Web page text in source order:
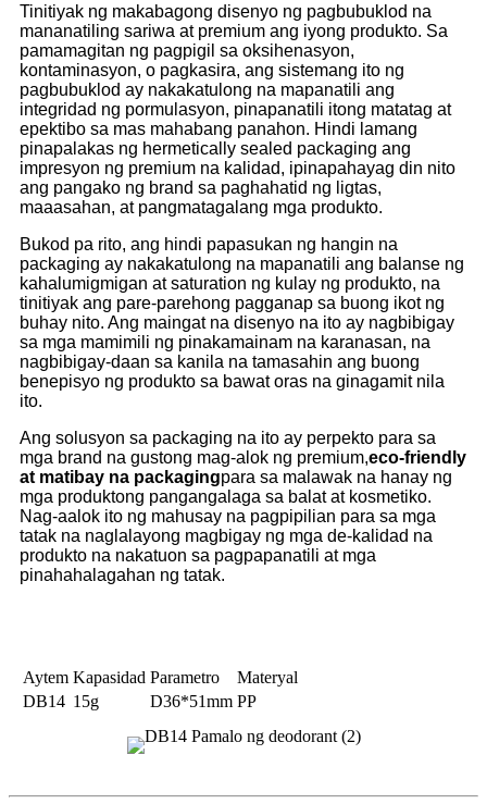
Tinitiyak ng makabagong disenyo ng pagbubuklod na
mananatiling sariwa at premium ang iyong produkto. Sa
pamamagitan ng pagpigil sa oksihenasyon,
kontaminasyon, o pagkasira, ang sistemang ito ng
pagbubuklod ay nakakatulong na mapanatili ang
integridad ng pormulasyon, pinapanatili itong matatag at
epektibo sa mas mahabang panahon. Hindi lamang
pinapalakas ng hermetically sealed packaging ang
impresyon ng premium na kalidad, ipinapahayag din nito
ang pangako ng brand sa paghahatid ng ligtas,
maaasahan, at pangmatagalang mga produkto.
Bukod pa rito, ang hindi papasukan ng hangin na
packaging ay nakakatulong na mapanatili ang balanse ng
kahalumigmigan at saturation ng kulay ng produkto, na
tinitiyak ang pare-parehong pagganap sa buong ikot ng
buhay nito. Ang maingat na disenyo na ito ay nagbibigay
sa mga mamimili ng pinakamainam na karanasan, na
nagbibigay-daan sa kanila na tamasahin ang buong
benepisyo ng produkto sa bawat oras na ginagamit nila
ito.
Ang solusyon sa packaging na ito ay perpekto para sa
mga brand na gustong mag-alok ng premium,eco-friendly
at matibay na packagingpara sa malawak na hanay ng
mga produktong pangangalaga sa balat at kosmetiko.
Nag-aalok ito ng mahusay na pagpipilian para sa mga
tatak na naglalayong magbigay ng mga de-kalidad na
produkto na nakatuon sa pagpapanatili at mga
pinahahalagahan ng tatak.
Aytem Kapasidad Parametro
Materyal
DB14 15g D36*51mm PP